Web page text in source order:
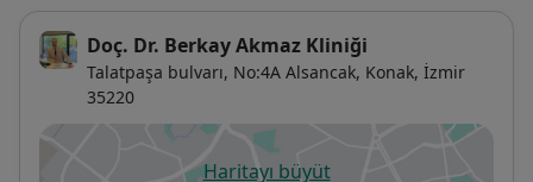
Doç. Dr. Berkay Akmaz Kliniği
Talatpaşa bulvarı, No:4A Alsancak, Konak, İzmir
35220
Haritayı büyüt